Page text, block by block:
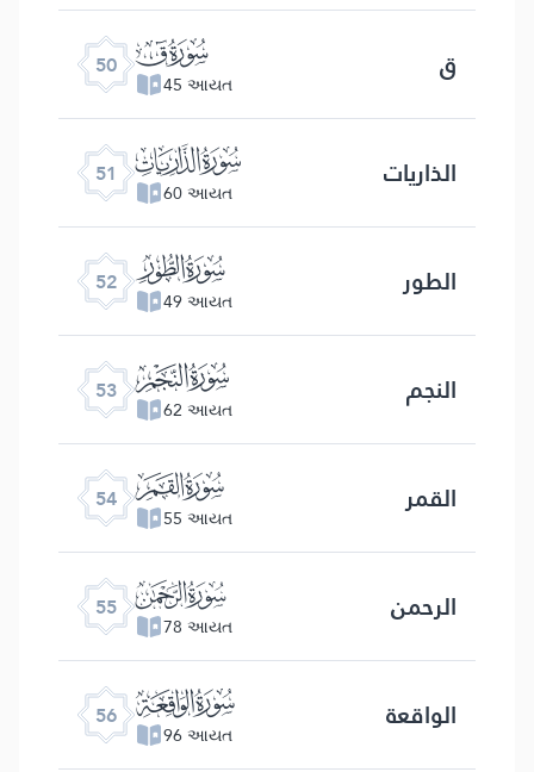
50 ﯟ
45 આયત ق
51 ﯠ
60 આયત الذاریات
52 ﯡ
49 આયત الطور
53 ﯢ
62 આયત النجم
54 ﯣ
55 આયત القمر
55 ﯤ
78 આયત الرحمن
56 ﯥ
96 આયત الواقعة